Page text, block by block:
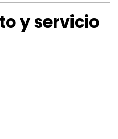
y servicio